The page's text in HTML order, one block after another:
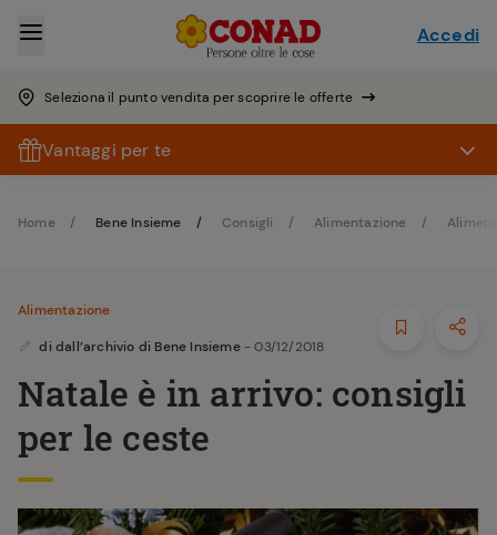
Seleziona il punto vendita per scoprire le offerte
Accedi
Vantaggi per te
Home Bene Insieme Consigli Alimentazione
Alimentazione
didall’archivio di Bene Insieme - 03/12/2018
Natale è in arrivo: consigli
per le ceste